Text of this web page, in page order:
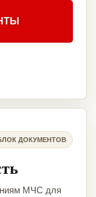
ДОКУМЕНТОВ
МЧС для